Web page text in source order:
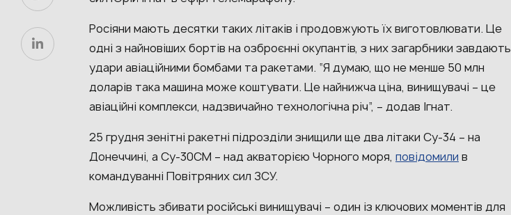
Росіяни мають десятки таких літаків і продовжують їх виготовлювати. Це
одні з найновіших бортів на озброєнні окупантів, з них загарбники завдають
удари авіаційними бомбами та ракетами. “Я думаю, що не менше 50 млн
доларів така машина може коштувати. Це найнижча ціна, винищувачі – це
авіаційні комплекси, надзвичайно технологічна річ”, – додав Ігнат.
25 грудня зенітні ракетні підрозділи знищили ще два літаки Су-34 – на
Донеччині, а Су-30СМ – над акваторією Чорного моря, повідомили в
командуванні Повітряних сил ЗСУ.
Можливість збивати російські винищувачі – один із ключових моментів для